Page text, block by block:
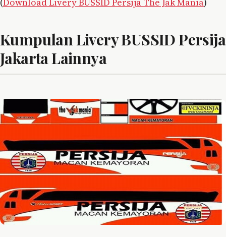
Kumpulan Livery BUSSID Persija
Jakarta Lainnya